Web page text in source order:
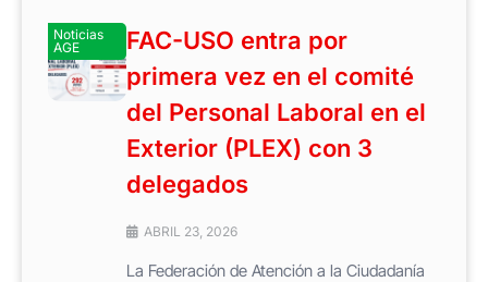
Noticias
AGE
FAC-USO entra por
primera vez en el comité
del Personal Laboral en el
Exterior (PLEX) con 3
delegados
ABRIL 23, 2026
La Federación de Atención a la Ciudadanía